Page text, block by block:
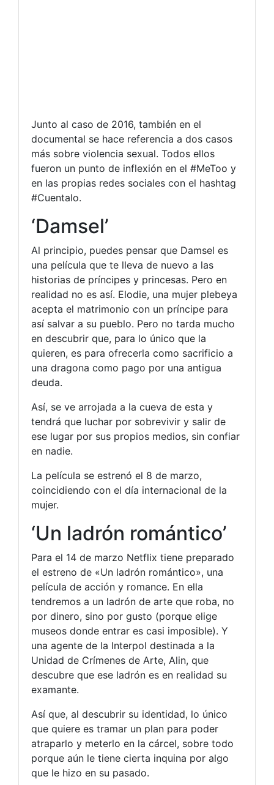
Junto al caso de 2016, también en el
documental se hace referencia a dos casos
más sobre violencia sexual. Todos ellos
fueron un punto de inflexión en el #MeToo y
en las propias redes sociales con el hashtag
#Cuentalo.
‘Damsel’
Al principio, puedes pensar que Damsel es
una película que te lleva de nuevo a las
historias de príncipes y princesas. Pero en
realidad no es así. Elodie, una mujer plebeya
acepta el matrimonio con un príncipe para
así salvar a su pueblo. Pero no tarda mucho
en descubrir que, para lo único que la
quieren, es para ofrecerla como sacrificio a
una dragona como pago por una antigua
deuda.
Así, se ve arrojada a la cueva de esta y
tendrá que luchar por sobrevivir y salir de
ese lugar por sus propios medios, sin confiar
en nadie.
La película se estrenó el 8 de marzo,
coincidiendo con el día internacional de la
mujer.
‘Un ladrón romántico’
Para el 14 de marzo Netflix tiene preparado
el estreno de «Un ladrón romántico», una
película de acción y romance. En ella
tendremos a un ladrón de arte que roba, no
por dinero, sino por gusto (porque elige
museos donde entrar es casi imposible). Y
una agente de la Interpol destinada a la
Unidad de Crímenes de Arte, Alin, que
descubre que ese ladrón es en realidad su
examante.
Así que, al descubrir su identidad, lo único
que quiere es tramar un plan para poder
atraparlo y meterlo en la cárcel, sobre todo
porque aún le tiene cierta inquina por algo
que le hizo en su pasado.